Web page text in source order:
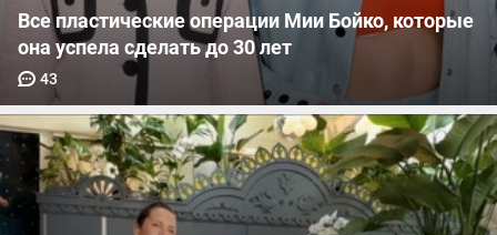
Все пластические операции Мии Бойко, которые
она успела сделать до 30 лет
43